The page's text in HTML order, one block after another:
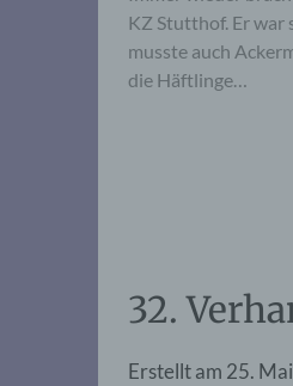
KZ Stutthof. Er war
musste auch
die Häftlinge…
32.
Erstellt am 25.